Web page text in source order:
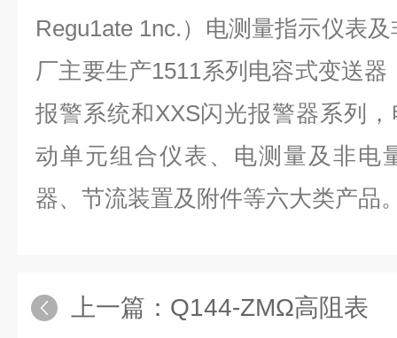
Regu1ate 1nc.）电测量指示仪表
厂主要生产1511系列电容式变送
报警系统和XXS闪光报警器系列
动单元组合仪表、电测量及非电
器、节流装置及附件等六大类产品
上一篇： Q144-ZMΩ高阻表